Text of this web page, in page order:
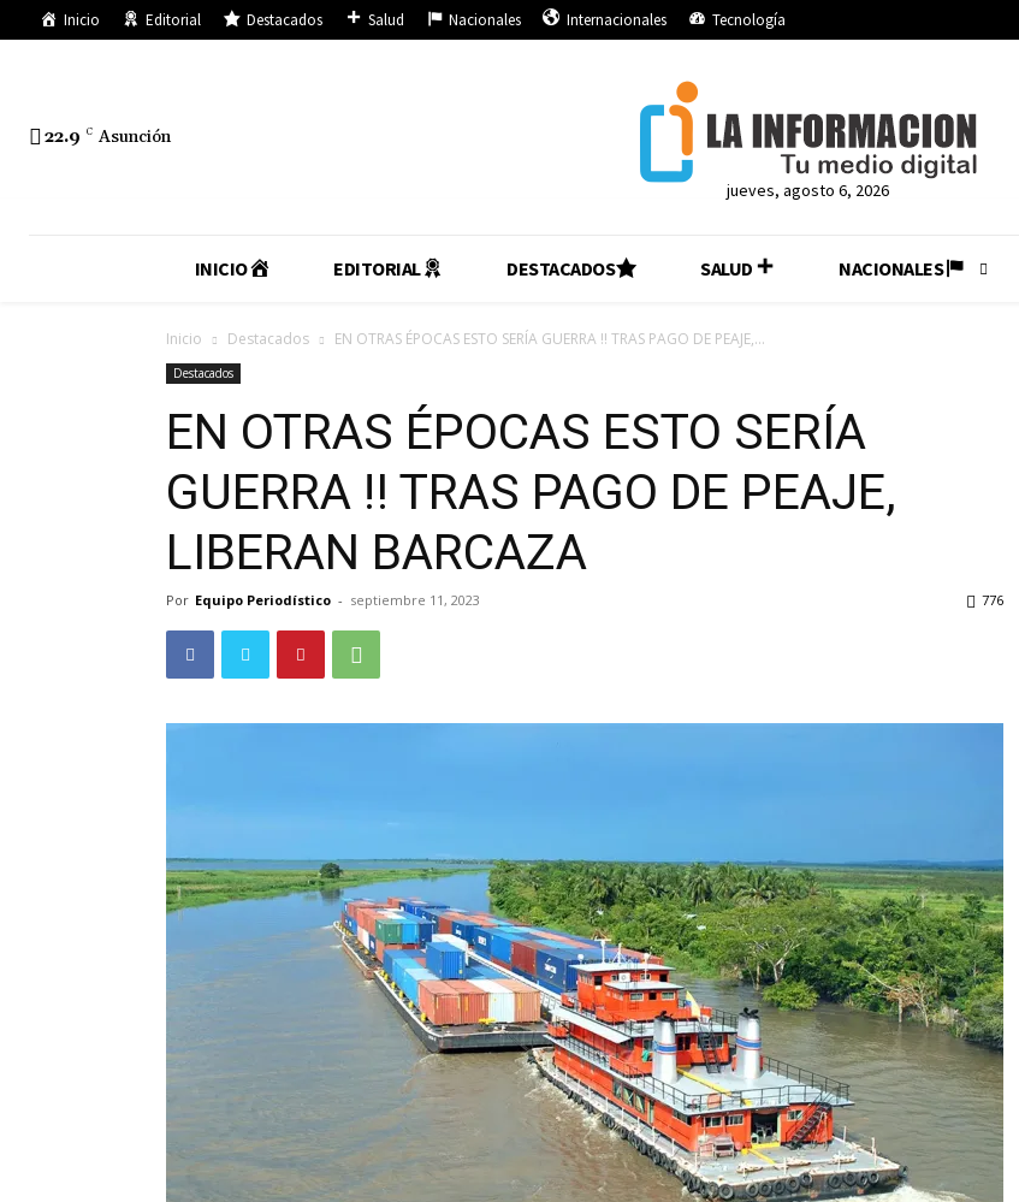
Inicio Editorial Destacados Salud Nacionales Internacionales Tecnología
22.9 C Asunción
jueves, agosto 6, 2026
INICIO EDITORIAL DESTACADOS SALUD NACIONALES
Inicio Destacados EN OTRAS ÉPOCAS ESTO SERÍA GUERRA ‼️ TRAS PAGO DE PEAJE,...
Destacados
EN OTRAS ÉPOCAS ESTO SERÍA
GUERRA ‼️ TRAS PAGO DE PEAJE,
LIBERAN BARCAZA
Por Equipo Periodístico - septiembre 11, 2023 776